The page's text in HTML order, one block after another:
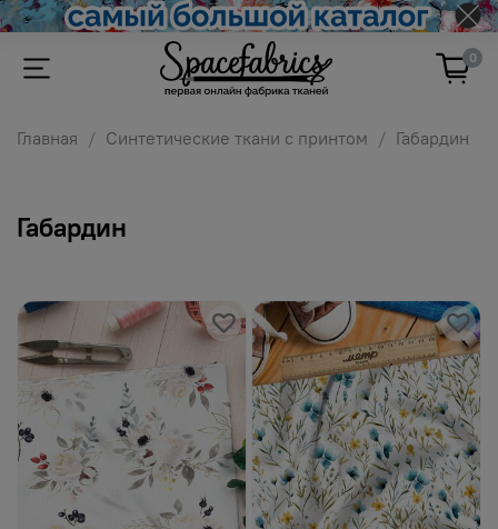
0
Главная Синтетические ткани с принтом Габардин
Габардин